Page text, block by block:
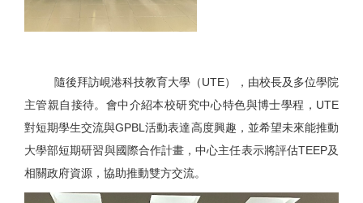
隨後拜訪峴港科技教育大學（UTE），由校長及多位學院
主管親自接待。會中介紹本校研究中心特色與博士學程， UTE
對短期學生交流與GPBL活動表達高度興趣，並希望未來能推動
大學部短期研習與國際合作計畫，中心主任表示將評估TEEP及
相關政府資源，協助推動雙方交流。